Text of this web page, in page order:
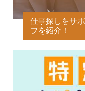
仕事探しをサ
フを紹介！